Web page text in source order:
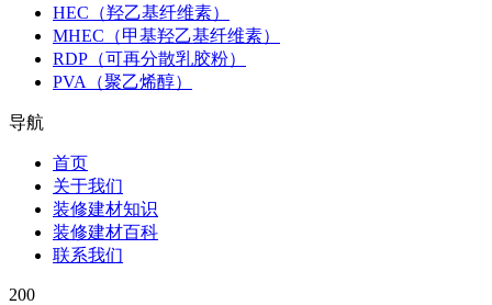
HEC（羟乙基纤维素）
MHEC（甲基羟乙基纤维素）
RDP（可再分散乳胶粉）
PVA（聚乙烯醇）
导航
首页
关于我们
装修建材知识
装修建材百科
联系我们
200